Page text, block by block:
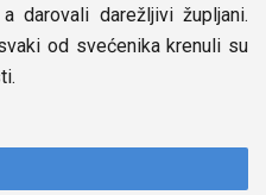
darovali darežljivi župljani.
od svećenika krenuli su